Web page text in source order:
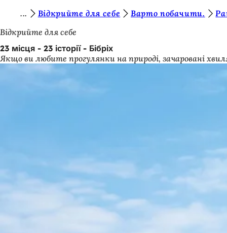
Перейти до змісту
и
т
у
Відкрийте для себе Варто побачити.
Відкрийте для себе
23 місця - 23 історії - Бібріх
Якщо ви любите прогулянки на природі, зачаровані